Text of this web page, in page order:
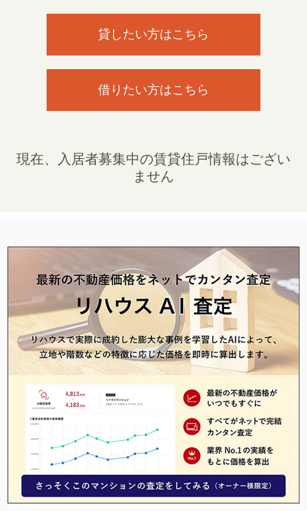
貸したい方はこちら
借りたい方はこちら
現在、入居者募集中の賃貸住戸情報はござい
ません